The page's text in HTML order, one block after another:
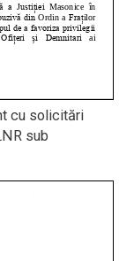
cu solicitări
sub